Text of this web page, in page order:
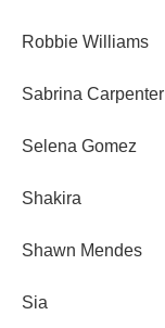
Robbie Williams
Sabrina Carpenter
Selena Gomez
Shakira
Shawn Mendes
Sia